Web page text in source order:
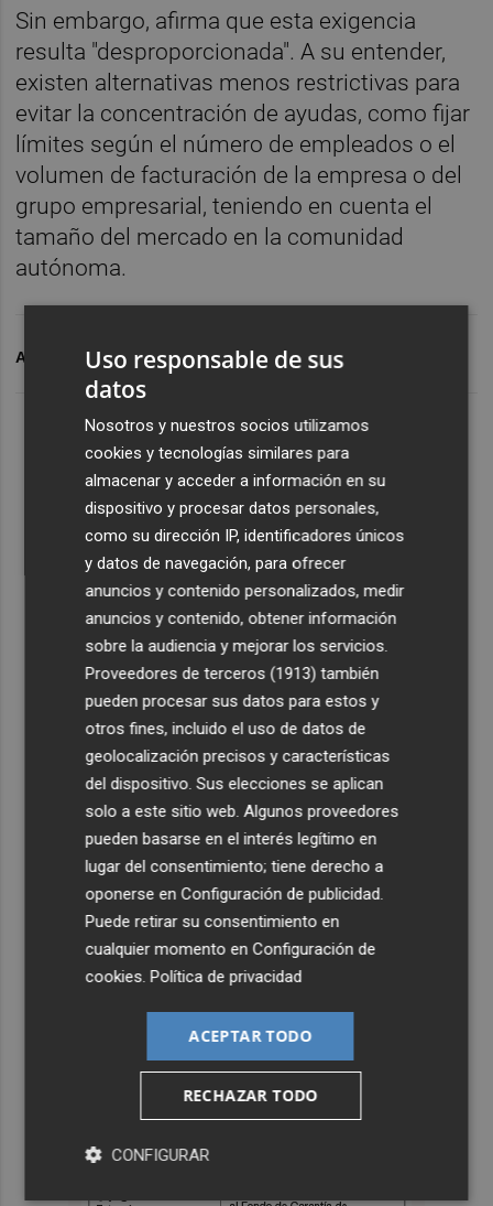
Sin embargo, afirma que esta exigencia
resulta "desproporcionada". A su entender,
existen alternativas menos restrictivas para
evitar la concentración de ayudas, como fijar
límites según el número de empleados o el
volumen de facturación de la empresa o del
grupo empresarial, teniendo en cuenta el
tamaño del mercado en la comunidad
autónoma.
ARCHIVADO EN CNMC AYUDAS
Uso responsable de sus
datos
Nosotros y nuestros socios utilizamos
cookies y tecnologías similares para
almacenar y acceder a información en su
dispositivo y procesar datos personales,
como su dirección IP, identificadores únicos
y datos de navegación, para ofrecer
anuncios y contenido personalizados, medir
anuncios y contenido, obtener información
sobre la audiencia y mejorar los servicios.
Proveedores de terceros (1913) también
pueden procesar sus datos para estos y
otros fines, incluido el uso de datos de
geolocalización precisos y características
del dispositivo. Sus elecciones se aplican
solo a este sitio web. Algunos proveedores
pueden basarse en el interés legítimo en
lugar del consentimiento; tiene derecho a
oponerse enConfiguración de publicidad
Puede retirar su consentimiento en
cualquier momento enConfiguración de
cookies .Política de privacidad
ACEPTAR TODO
RECHAZAR TODO
CONFIGURAR